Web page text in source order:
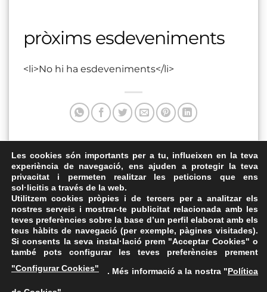
pròxims esdeveniments
<li>No hi ha esdeveniments</li>
Aquesta entrada va ser publicada a . Marqui com a favorit
elEnllaç permanent.
Temple Romà de Vic Centre Catòlic de Sants
FAQs
Les cookies són importants per a tu, influeixen en la teva
experiència de navegació, ens ajuden a protegir la teva
privacitat i permeten realitzar les peticions que ens
sol·licitis a través de la web.
Utilitzem cookies pròpies i de tercers per a analitzar els
nostres serveis i mostrar-te publicitat relacionada amb les
teves preferències sobre la base d’un perfil elaborat amb els
teus hàbits de navegació (per exemple, pàgines visitades).
Si consents la seva instal·lació prem "Acceptar Cookies" o
també pots configurar les teves preferències prement
"Configurar Cookies"
. Més informació a la nostra "Política